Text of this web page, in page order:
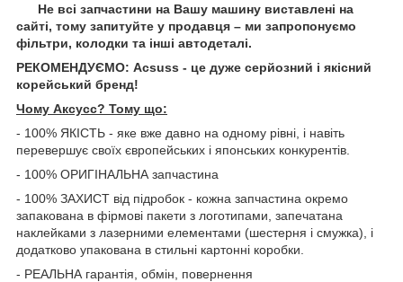
Не всі запчастини на Вашу машину виставлені на
сайті, тому запитуйте у продавця – ми запропонуємо
фільтри, колодки та інші автодеталі.
РЕКОМЕНДУЄМО: Acsuss - це дуже серйозний і якісний
корейський бренд!
Чому Aксусс? Тому що:
- 100% ЯКІСТЬ - яке вже давно на одному рівні, і навіть
перевершує своїх європейських і японських конкурентів.
- 100% ОРИГІНАЛЬНА запчастина
- 100% ЗАХИСТ від підробок - кожна запчастина окремо
запакована в фірмові пакети з логотипами, запечатана
наклейками з лазерними елементами (шестерня і смужка), і
додатково упакована в стильні картонні коробки.
- РЕАЛЬНА гарантія, обмін, повернення